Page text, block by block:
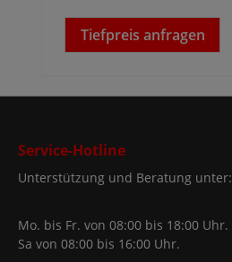
Tiefpreis anfragen
Service-Hotline
Unterstützung und Beratung unter:
Mo. bis Fr. von 08:00 bis 18:00 Uhr.
Sa von 08:00 bis 16:00 Uhr.